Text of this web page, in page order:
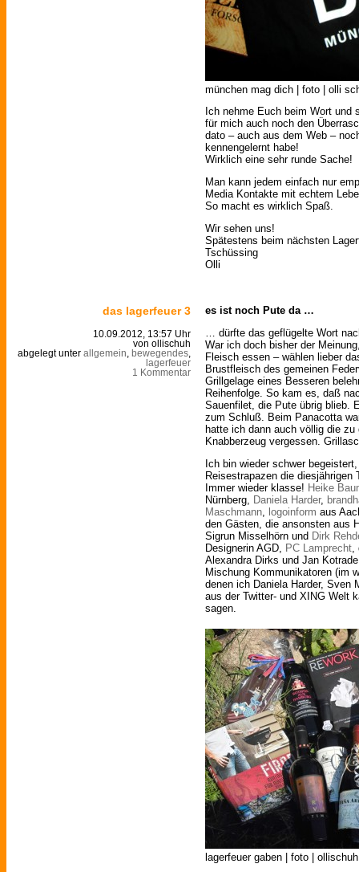
münchen mag dich | foto | olli
Ich nehme Euch beim Wort
für mich auch noch den
dato – auch aus dem Web –
kennengelernt habe!
Wirklich eine sehr runde Sache!
Man kann jedem einfach nur
Media Kontakte mit echtem
So macht es wirklich Spaß.
Wir sehen uns!
Spätestens beim nächsten
Tschüssing
Olli
das lagerfeuer 3
10.09.2012, 13:57 Uhr
von ollischuh
abgelegt unter allgemein bewegendes
lagerfeuer
1 Kommentar
es ist noch Pute da …
… dürfte das geflügelte Wort
War ich doch bisher der
Fleisch essen – wählen lieber
Brustfleisch des gemeinen
Grillgelage eines Besseren
Reihenfolge. So kam es, daß
Sauenfilet, die Pute übrig blieb.
zum Schluß. Beim Panacotta
hatte ich dann auch völlig die
Knabberzeug vergessen.
Ich bin wieder schwer
Reisestrapazen die diesjährigen
Immer wieder klasse! Heike
Nürnberg, Daniela Harder,
Maschmann, logoinform aus
den Gästen, die ansonsten aus
Sigrun Misselhörn und Dirk
Designerin AGD, PC Lamprecht,
Alexandra Dirks und Jan
Mischung Kommunikatoren (im
denen ich Daniela Harder, Sven
aus der Twitter- und XING Welt
sagen.
lagerfeuer gaben | foto | ollischuh